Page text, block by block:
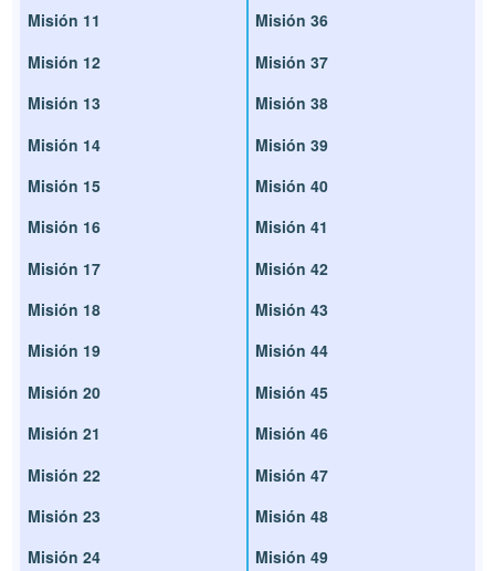
Misión 11
Misión 12
Misión 13
Misión 14
Misión 15
Misión 16
Misión 17
Misión 18
Misión 19
Misión 20
Misión 21
Misión 22
Misión 23
Misión 24
Misión 36
Misión 37
Misión 38
Misión 39
Misión 40
Misión 41
Misión 42
Misión 43
Misión 44
Misión 45
Misión 46
Misión 47
Misión 48
Misión 49